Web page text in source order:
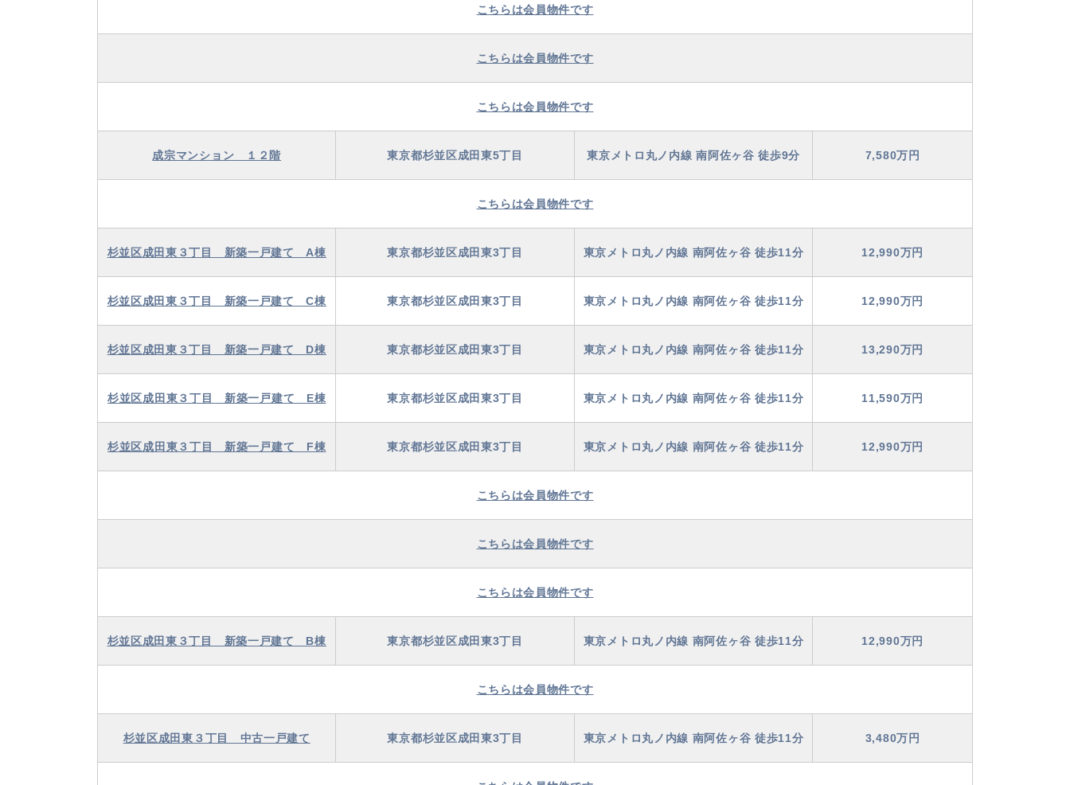
こちらは会員物件です
こちらは会員物件です
こちらは会員物件です
成宗マンション １２階 東京都杉並区成田東5丁目 東京メトロ丸ノ内線 南阿佐ヶ谷 徒歩9分 7,580万円
こちらは会員物件です
杉並区成田東３丁目 新築一戸建て A棟 東京都杉並区成田東3丁目 東京メトロ丸ノ内線 南阿佐ヶ谷 徒歩11分 12,990万円
杉並区成田東３丁目 新築一戸建て C棟 東京都杉並区成田東3丁目 東京メトロ丸ノ内線 南阿佐ヶ谷 徒歩11分 12,990万円
杉並区成田東３丁目 新築一戸建て D棟 東京都杉並区成田東3丁目 東京メトロ丸ノ内線 南阿佐ヶ谷 徒歩11分 13,290万円
杉並区成田東３丁目 新築一戸建て E棟 東京都杉並区成田東3丁目 東京メトロ丸ノ内線 南阿佐ヶ谷 徒歩11分 11,590万円
杉並区成田東３丁目 新築一戸建て F棟 東京都杉並区成田東3丁目 東京メトロ丸ノ内線 南阿佐ヶ谷 徒歩11分 12,990万円
こちらは会員物件です
こちらは会員物件です
こちらは会員物件です
杉並区成田東３丁目 新築一戸建て B棟 東京都杉並区成田東3丁目 東京メトロ丸ノ内線 南阿佐ヶ谷 徒歩11分 12,990万円
こちらは会員物件です
杉並区成田東３丁目 中古一戸建て 東京都杉並区成田東3丁目 東京メトロ丸ノ内線 南阿佐ヶ谷 徒歩11分 3,480万円